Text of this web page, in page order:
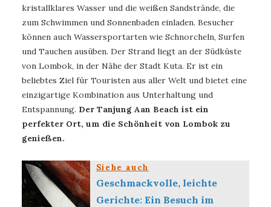
kristallklares Wasser und die weißen Sandstrände, die
zum Schwimmen und Sonnenbaden einladen. Besucher
können auch Wassersportarten wie Schnorcheln, Surfen
und Tauchen ausüben. Der Strand liegt an der Südküste
von Lombok, in der Nähe der Stadt Kuta. Er ist ein
beliebtes Ziel für Touristen aus aller Welt und bietet eine
einzigartige Kombination aus Unterhaltung und
Entspannung. Der Tanjung Aan Beach ist ein
perfekter Ort, um die Schönheit von Lombok zu
genießen.
Siehe auch
Geschmackvolle, leichte
Gerichte: Ein Besuch im